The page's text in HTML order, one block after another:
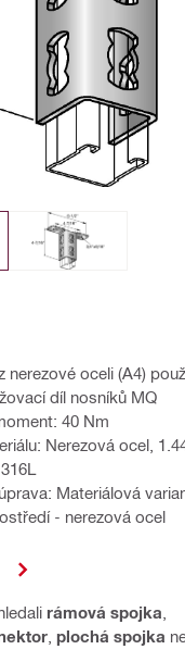
nerezové oceli (A4)
díl nosníků MQ
40 Nm
Nerezová ocel,
Materiálová
- nerezová ocel
rámová spojka
plochá spojka